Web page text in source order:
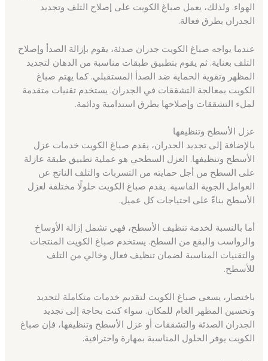
الهواء. ولذلك، يعمل صباغ الكويت على إصلاح التلف وتجديد
الجدران بطرق فعالة.
عندما يواجه صباغ الكويت جدران صدئة، يقوم بإزالة الصدأ وإصلاح
التلف بعناية. ثم يقوم بتطبيق طبقات مناسبة من الدهان لتجديد
المظهر وتقوية الحماية ضد الصدأ المستقبلي. كما يهتم صباغ
الكويت بمعالجة التشققات في الجدران. يستخدم تقنيات متقدمة
لملء التشققات وإصلاحها بطرق استدامية ودائمة.
عزل الأسطح وتنظيفها
بالإضافة إلى تجديد الجدران، يقدم صباغ الكويت خدمات عزل
الأسطح وتنظيفها. العزل السطحي هو عملية تطبيق طبقة عازلة
على السطح من أجل حمايته من التسربات والتلف الناتج عن
العوامل الجوية القاسية. يقدم صباغ الكويت حلولًا مختلفة لعزل
الأسطح بناءً على احتياجات كل عميل.
أما بالنسبة لخدمة تنظيف الأسطح، فهي تشمل إزالة الأوساخ
والرواسب والبقع من السطح. يستخدم صباغ الكويت المنتجات
والتقنيات المناسبة لضمان تنظيف فعال وخالي من التلف
للأسطح.
باختصار، يسعى صباغ الكويت لتقديم خدمات متكاملة لتجديد
وتحسين المظهر العام للمكان. سواء كنت بحاجة إلى تجديد
الجدران الصدئة والتشققات أو عزل الأسطح وتنظيفها، فإن صباغ
الكويت يوفر الحلول المناسبة بمهارة واحترافية.